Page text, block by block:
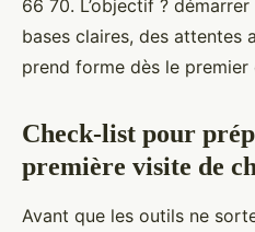
66 70. L’objectif ?
bases claires, des attentes
prend forme dès le premier
Check-list pour
première visite de
Avant que les outils ne